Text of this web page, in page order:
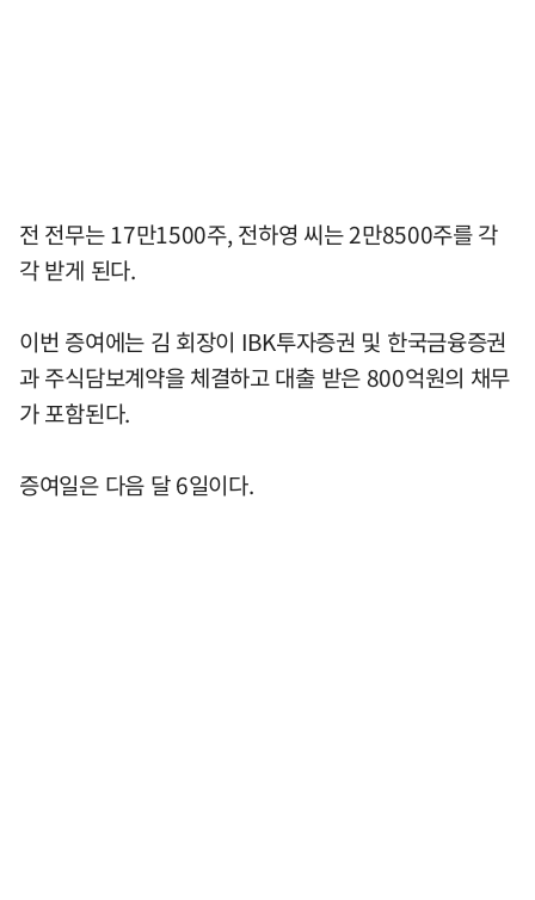
전 전무는 17만1500주, 전하영 씨는 2만8500주를 각
각 받게 된다.
이번 증여에는 김 회장이 IBK투자증권 및 한국금융증권
과 주식담보계약을 체결하고 대출 받은 800억원의 채무
가 포함된다.
증여일은 다음 달 6일이다.